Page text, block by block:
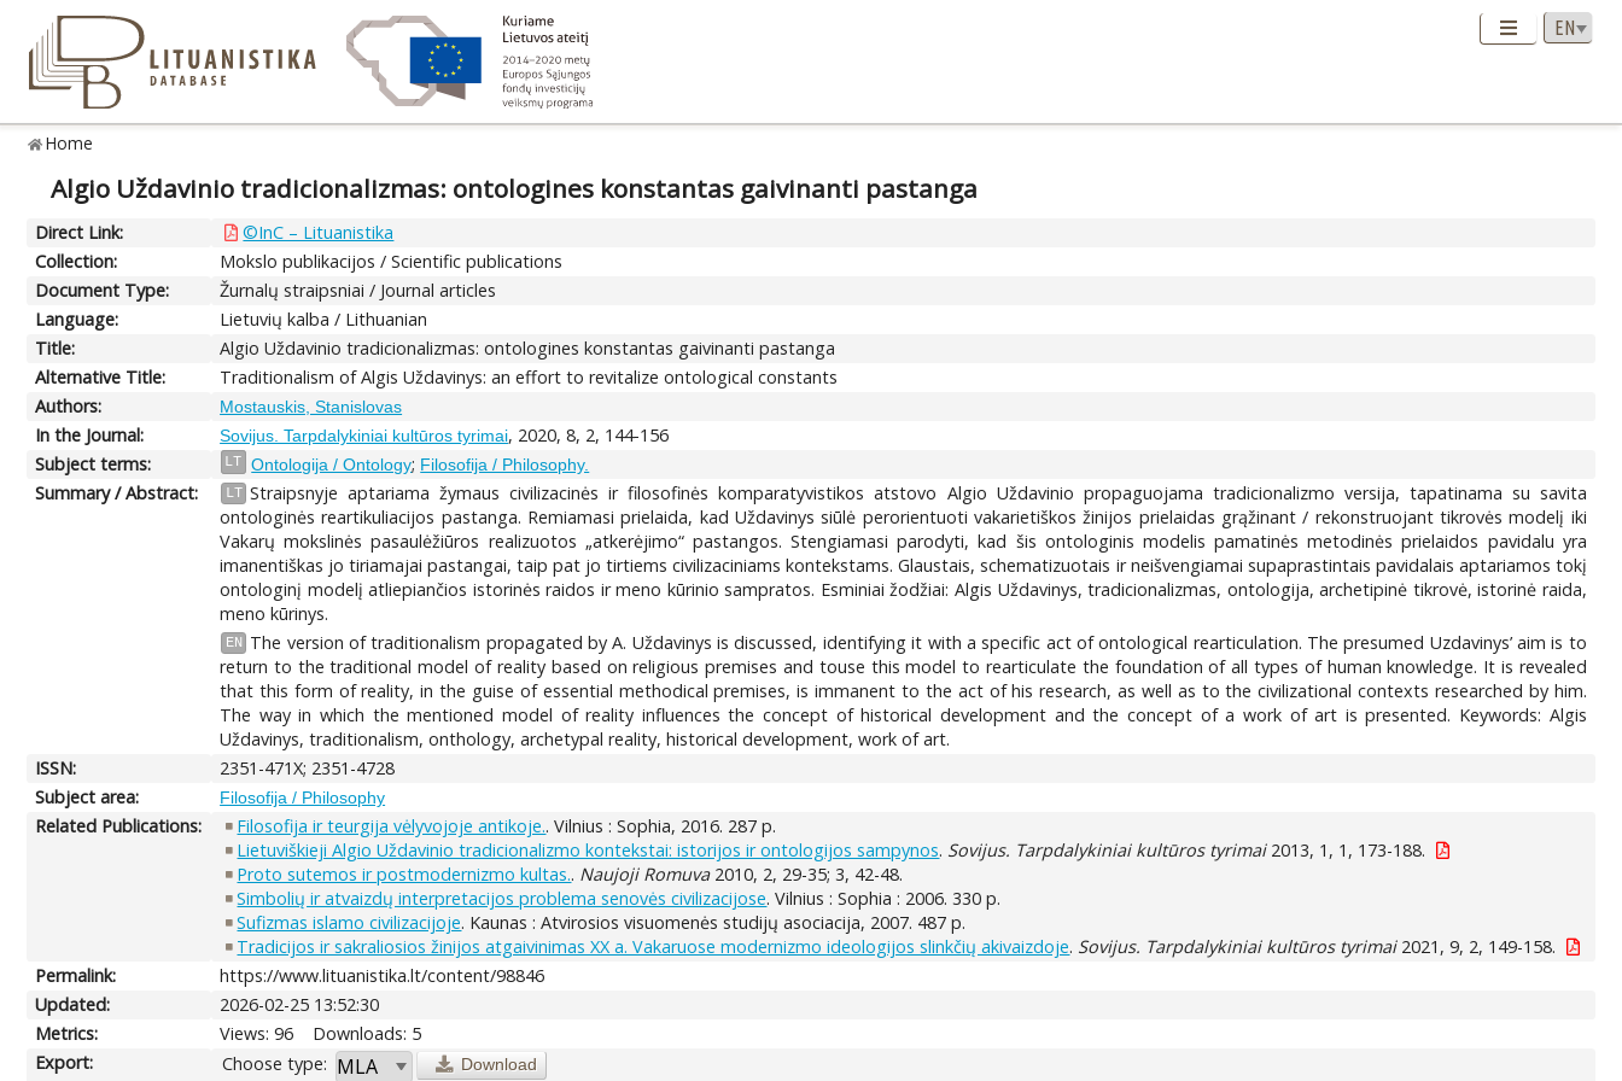
Home
Algio Uždavinio tradicionalizmas: ontologines konstantas gaivinanti pastanga
Direct Link:
©InC – Lituanistika
Collection:
Mokslo publikacijos / Scientific publications
Document Type:
Žurnalų straipsniai / Journal articles
Language:
Lietuvių kalba / Lithuanian
Title:
Algio Uždavinio tradicionalizmas: ontologines konstantas gaivinanti pastanga
Alternative Title:
Traditionalism of Algis Uždavinys: an effort to revitalize ontological constants
Authors:
Mostauskis, Stanislovas
In the Journal: Sovijus. Tarpdalykiniai kultūros tyrimai, 2020, 8, 2, 144-156
Subject terms:
LT Ontologija / Ontology; Filosofija / Philosophy.
Summary / Abstract: LT Straipsnyje aptariama žymaus civilizacinės ir filosofinės komparatyvistikos atstovo Algio Uždavinio propaguojama tradicionalizmo versija, tapatinama su savita
ontologinės reartikuliacijos pastanga. Remiamasi prielaida, kad Uždavinys siūlė perorientuoti vakarietiškos žinijos prielaidas grąžinant / rekonstruojant tikrovės modelį iki
Vakarų mokslinės pasaulėžiūros realizuotos „atkerėjimo“ pastangos. Stengiamasi parodyti, kad šis ontologinis modelis pamatinės metodinės prielaidos pavidalu yra
imanentiškas jo tiriamajai pastangai, taip pat jo tirtiems civilizaciniams kontekstams. Glaustais, schematizuotais ir neišvengiamai supaprastintais pavidalais aptariamos tokį
ontologinį modelį atliepiančios istorinės raidos ir meno kūrinio sampratos. Esminiai žodžiai: Algis Uždavinys, tradicionalizmas, ontologija, archetipinė tikrovė, istorinė raida,
meno kūrinys.
EN
The version of traditionalism propagated by A. Uždavinys is discussed, identifying it with a specific act of ontological rearticulation. The presumed Uzdavinys’ aim is to
return to the traditional model of reality based on religious premises and touse this model to rearticulate the foundation of all types of human knowledge. It is revealed
that this form of reality, in the guise of essential methodical premises, is immanent to the act of his research, as well as to the civilizational contexts researched by him.
The way in which the mentioned model of reality influences the concept of historical development and the concept of a work of art is presented. Keywords: Algis
Uždavinys, traditionalism, onthology, archetypal reality, historical development, work of art.
ISSN:
2351-471X; 2351-4728
Subject area:
Filosofija / Philosophy
Related Publications: Filosofija ir teurgija vėlyvojoje antikoje.. Vilnius : Sophia, 2016. 287 p.
Lietuviškieji Algio Uždavinio tradicionalizmo kontekstai: istorijos ir ontologijos sampynos. Sovijus. Tarpdalykiniai kultūros tyrimai2013, 1, 1, 173-188.
Proto sutemos ir postmodernizmo kultas.. Naujoji Romuva2010, 2, 29-35; 3, 42-48.
Simbolių ir atvaizdų interpretacijos problema senovės civilizacijose. Vilnius : Sophia : 2006. 330 p.
Sufizmas islamo civilizacijoje. Kaunas : Atvirosios visuomenės studijų asociacija, 2007. 487 p.
Tradicijos ir sakraliosios žinijos atgaivinimas XX a. Vakaruose modernizmo ideologijos slinkčių akivaizdoje. Sovijus. Tarpdalykiniai kultūros tyrimai2021, 9, 2, 149-158.
Permalink:
https://www.lituanistika.lt/content/98846
Updated:
2026-02-25 13:52:30
Metrics:
Views: 96
Downloads: 5
Export:
Choose type: Download